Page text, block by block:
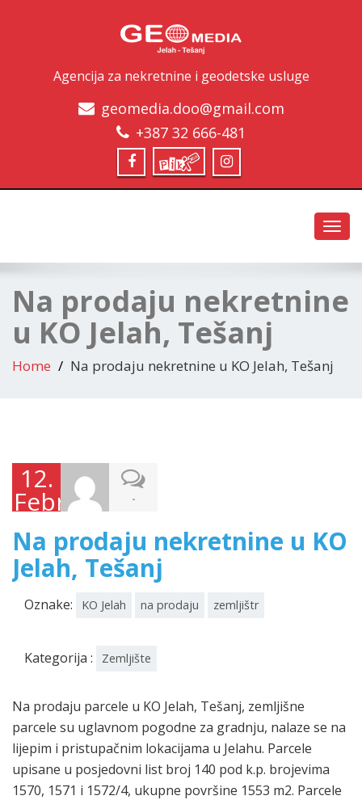
Agencija za nekretnine i geodetske usluge
geomedia.doo@gmail.com
+387 32 666-481
Na prodaju nekretnine
u KO Jelah, Tešanj
Home Na prodaju nekretnine u KO Jelah, Tešanj
12.
Februara
2026.
-
Na prodaju nekretnine u KO
Jelah, Tešanj
Oznake: KO Jelah na prodaju zemljištr
Kategorija : Zemljište
Na prodaju parcele u KO Jelah, Tešanj, zemljišne
parcele su uglavnom pogodne za gradnju, nalaze se na
lijepim i pristupačnim lokacijama u Jelahu. Parcele
upisane u posjedovni list broj 140 pod k.p. brojevima
1570, 1571 i 1572/4, ukupne površine 1553 m2. Parcele